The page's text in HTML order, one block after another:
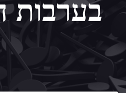
– בערבות